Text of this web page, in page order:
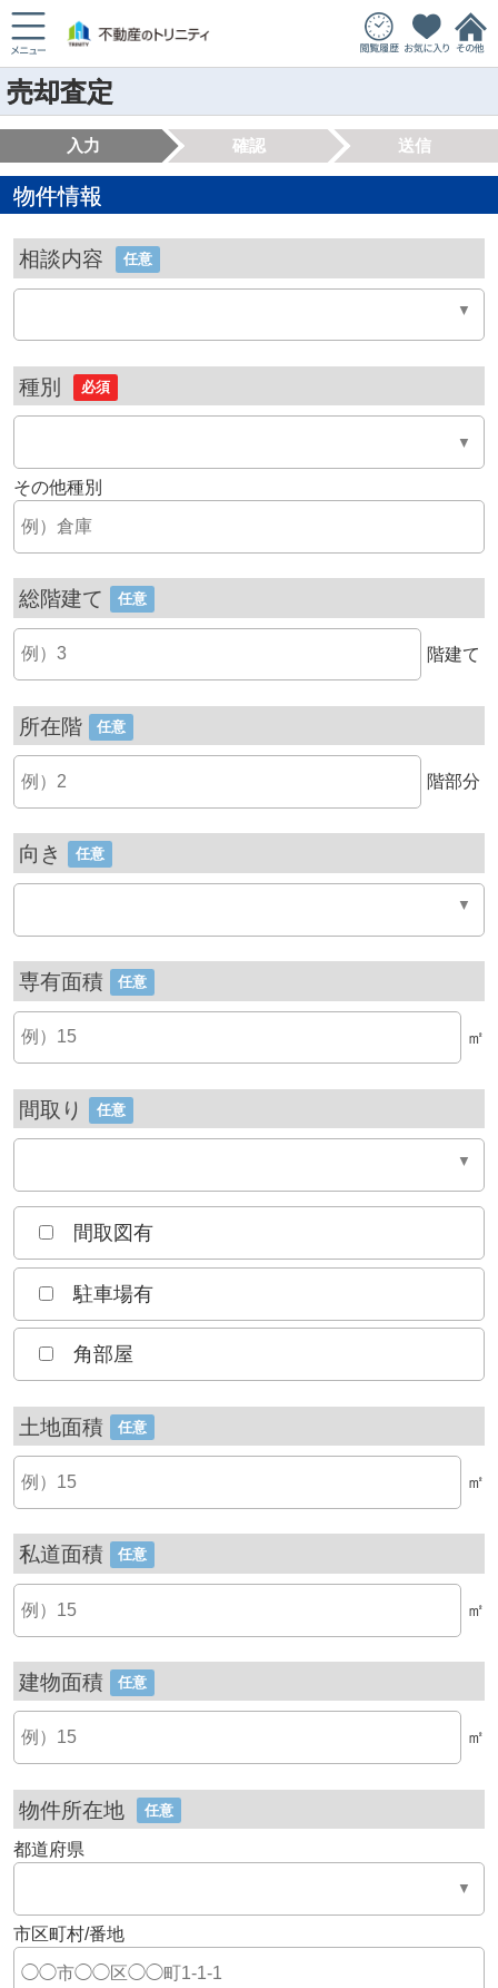
売却査定
入力 確認 送信
物件情報
相談内容 任意
種別 必須
その他種別
総階建て 任意
階建て
所在階 任意
階部分
向き 任意
専有面積 任意
㎡
間取り 任意
間取図有
駐車場有
角部屋
土地面積 任意
㎡
私道面積 任意
㎡
建物面積 任意
㎡
物件所在地 任意
都道府県
市区町村/番地